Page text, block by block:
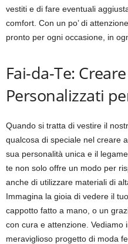
vestiti e di fare eventuali
comfort. Con un po’ di
pronto per ogni occasione, in
Fai-da-Te:
Personalizzati
Quando si tratta di vestire il
qualcosa di speciale nel creare
sua personalità unica e il
te non solo offre un modo per
anche di utilizzare materiali di
Immagina la gioia di vedere il
cappotto fatto a mano, o un
con cura e attenzione. Vediamo
meraviglioso progetto di moda